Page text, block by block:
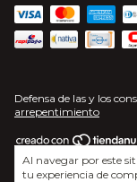
Al navegar por este
tu experiencia de
Defensa de las y los
arrepentimiento
Copyright Electricidad